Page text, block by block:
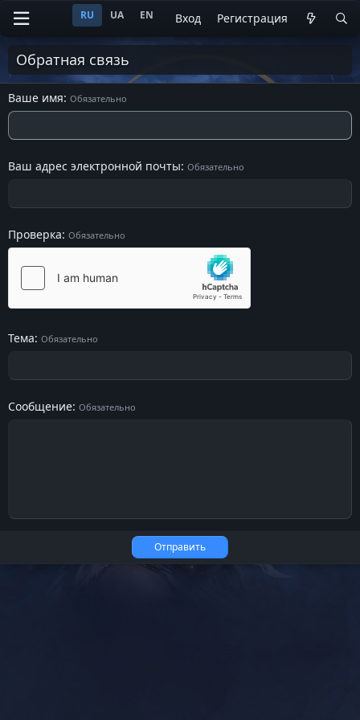
RU UA EN Вход Регистрация
Обратная связь
Ваше имя Обязательно
Ваш адрес электронной почты Обязательно
Проверка Обязательно
Тема Обязательно
Сообщение Обязательно
Отправить